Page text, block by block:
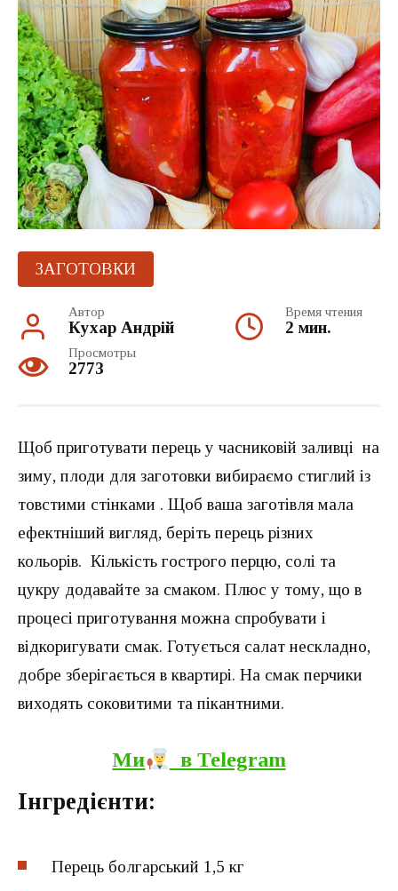
ЗАГОТОВКИ
Автор
Кухар Андрій
Время чтения
2 мин.
Просмотры
2773
Щоб приготувати перець у часниковій заливці на
зиму, плоди для заготовки вибираємо стиглий із
товстими стінками . Щоб ваша заготівля мала
ефектніший вигляд, беріть перець різних
кольорів. Кількість гострого перцю, солі та
цукру додавайте за смаком. Плюс у тому, що в
процесі приготування можна спробувати і
відкоригувати смак. Готується салат нескладно,
добре зберігається в квартирі. На смак перчики
виходять соковитими та пікантними.
Ми в Теlegram
Інгредієнти:
Перець болгарський 1,5 кг